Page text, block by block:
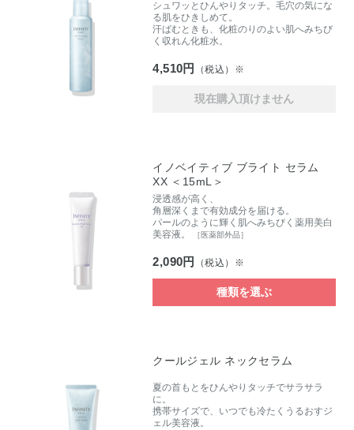
シュワッとひんやりタッチ。毛穴の気にな
る肌をひきしめて。
汗ばむときも、化粧のりのよい肌へみちび
く収れん化粧水。
4,510円 （税込）※
現在購入頂けません
イノベイティブ ブライト セラム
XX ＜15mL＞
浸透感が高く、
角層深くまで有効成分を届ける。
パールのように輝く肌へみちびく薬用美白
美容液。
［医薬部外品］
2,090円 （税込）※
種類を選ぶ
クールジェル ネックセラム
夏の首もとをひんやりタッチでサラサラ
に。
携帯サイズで、いつでも冷たくうるおすジ
ェル美容液。